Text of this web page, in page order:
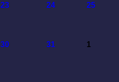
23 24 25
30 31 1